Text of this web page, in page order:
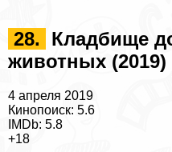
28.
Кладбище
животных (2019)
4 апреля 2019
Кинопоиск: 5.6
IMDb: 5.8
+18